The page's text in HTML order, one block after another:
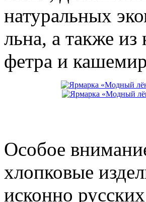
натуральных
льна, а также
фетра и
Особое
хлопковые
исконно